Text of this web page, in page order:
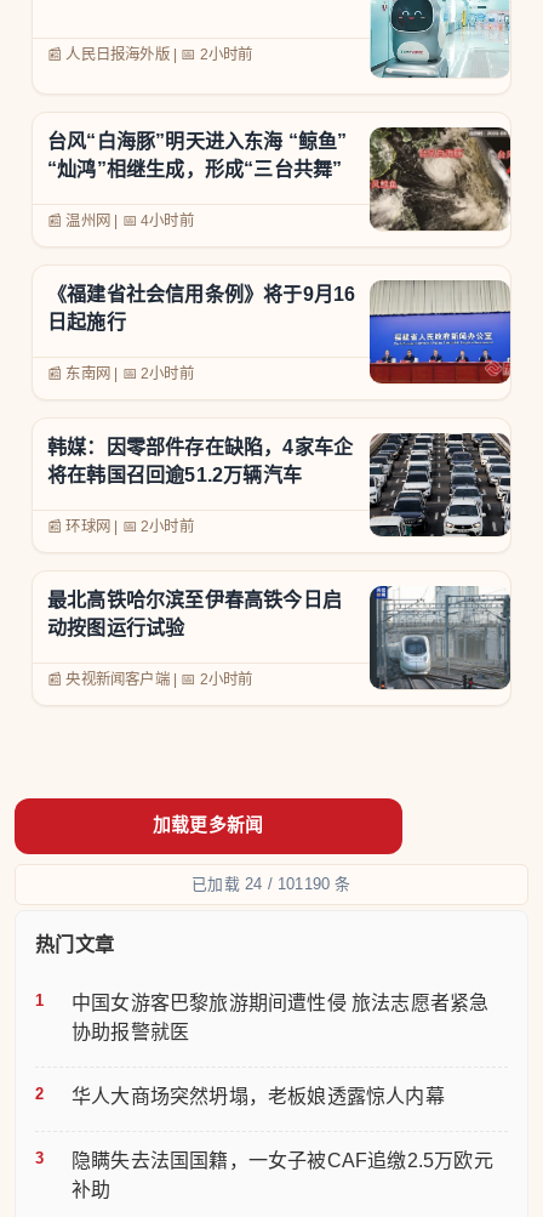
📰 人民日报海外版| 📅 2小时前
台风“白海豚”明天进入东海 “鲸鱼”
“灿鸿”相继生成，形成“三台共舞”
📰 温州网 📅4小时前
《福建省社会信用条例》将于9月16
日起施行
📰 东南网 📅2小时前
韩媒：因零部件存在缺陷，4家车企
将在韩国召回逾51.2万辆汽车
📰 环球网 📅2小时前
最北高铁哈尔滨至伊春高铁今日启
动按图运行试验
📰 央视新闻客户端| 📅 2小时前
已加载 24 / 101190 条
热门文章
中国女游客巴黎旅游期间遭性侵 旅法志愿者紧急
协助报警就医
华人大商场突然坍塌，老板娘透露惊人内幕
隐瞒失去法国国籍，一女子被CAF追缴2.5万欧元
补助